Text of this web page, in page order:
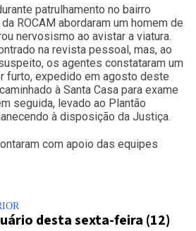
patrulhamento no bairro
ROCAM abordaram um homem de
nervosismo ao avistar a viatura.
na revista pessoal, mas, ao
os agentes constataram um
furto, expedido em agosto deste
à Santa Casa para exame
seguida, levado ao Plantão
à disposição da Justiça.
com apoio das equipes
desta sexta-feira (12)